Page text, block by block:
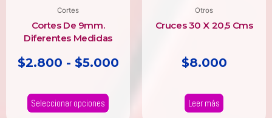
Cortes
Cortes De 9mm.
Diferentes Medidas
$2.800 - $5.000
Seleccionar opciones
la
de
Otros
Cruces 30 X 20,5 Cms
$8.000
Leer más